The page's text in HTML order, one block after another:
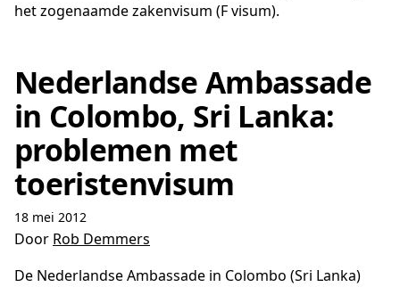
het zogenaamde zakenvisum (F visum).
Nederlandse Ambassade
in Colombo, Sri Lanka:
problemen met
toeristenvisum
18 mei 2012
Door Rob Demmers
De Nederlandse Ambassade in Colombo (Sri Lanka)